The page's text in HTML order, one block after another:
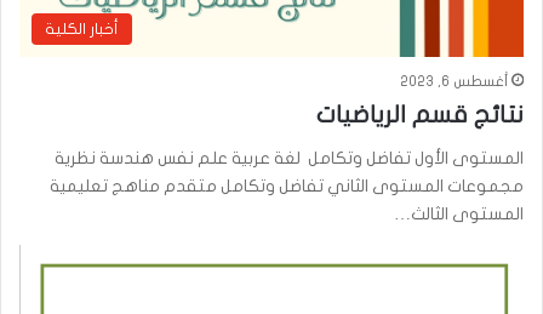
أخبار الكلية
أغسطس 6, 2023
نتائج قسم الرياضيات
المستوى الأول تفاضل وتكامل لغة عربية علم نفس هندسة نظرية
مجموعات المستوى الثاني تفاضل وتكامل متقدم مناهج تعليمية
المستوى الثالث…